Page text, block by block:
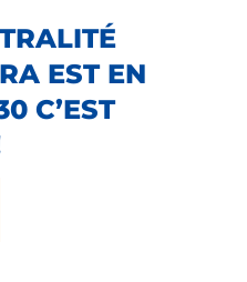
EST EN
C’EST